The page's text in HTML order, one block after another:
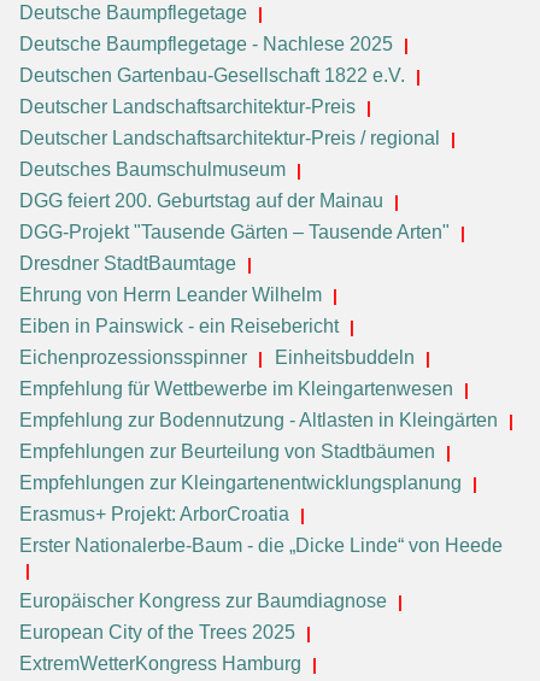
Deutsche Baumpflegetage
Deutsche Baumpflegetage - Nachlese 2025
Deutschen Gartenbau-Gesellschaft 1822 e.V.
Deutscher Landschaftsarchitektur-Preis
Deutscher Landschaftsarchitektur-Preis / regional
Deutsches Baumschulmuseum
DGG feiert 200. Geburtstag auf der Mainau
DGG-Projekt "Tausende Gärten – Tausende Arten"
Dresdner StadtBaumtage
Ehrung von Herrn Leander Wilhelm
Eiben in Painswick - ein Reisebericht
Eichenprozessionsspinner
Einheitsbuddeln
Empfehlung für Wettbewerbe im Kleingartenwesen
Empfehlung zur Bodennutzung - Altlasten in Kleingärten
Empfehlungen zur Beurteilung von Stadtbäumen
Empfehlungen zur Kleingartenentwicklungsplanung
Erasmus+ Projekt: ArborCroatia
Erster Nationalerbe-Baum - die „Dicke Linde“ von Heede
Europäischer Kongress zur Baumdiagnose
European City of the Trees 2025
ExtremWetterKongress Hamburg